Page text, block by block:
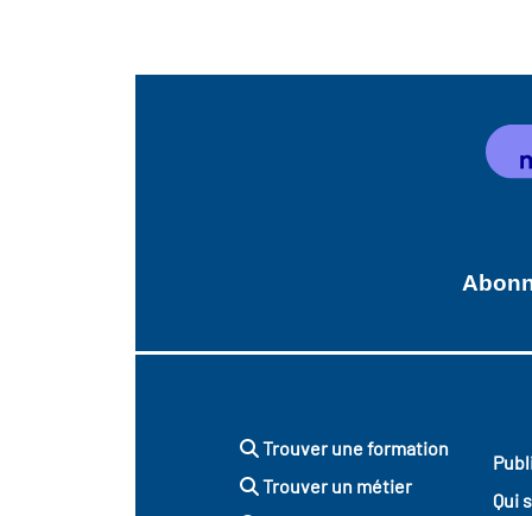
Trouver une formation
Trouver un métier
Qui